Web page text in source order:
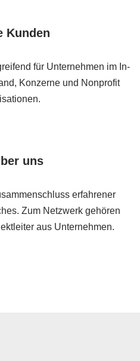
Kunden
für Unternehmen im In-
Konzerne und Nonprofit
uns
erfahrener
Zum Netzwerk gehören
aus Unternehmen.